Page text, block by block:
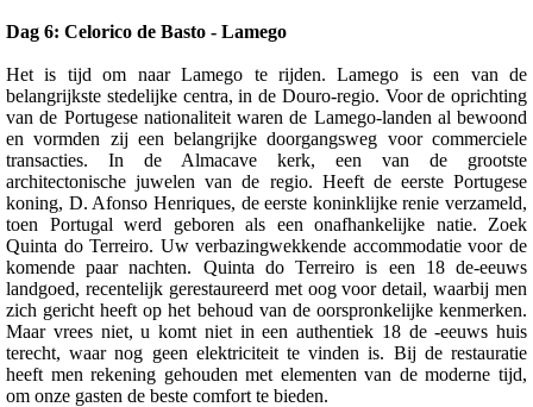
Dag 6: Celorico de Basto - Lamego
Het is tijd om naar Lamego te rijden. Lamego is een van de
belangrijkste stedelijke centra, in de Douro-regio. Voor de oprichting
van de Portugese nationaliteit waren de Lamego-landen al bewoond
en vormden zij een belangrijke doorgangsweg voor commerciele
transacties. In de Almacave kerk, een van de grootste
architectonische juwelen van de regio. Heeft de eerste Portugese
koning, D. Afonso Henriques, de eerste koninklijke renie verzameld,
toen Portugal werd geboren als een onafhankelijke natie. Zoek
Quinta do Terreiro. Uw verbazingwekkende accommodatie voor de
komende paar nachten. Quinta do Terreiro is een 18 de-eeuws
landgoed, recentelijk gerestaureerd met oog voor detail, waarbij men
zich gericht heeft op het behoud van de oorspronkelijke kenmerken.
Maar vrees niet, u komt niet in een authentiek 18 de -eeuws huis
terecht, waar nog geen elektriciteit te vinden is. Bij de restauratie
heeft men rekening gehouden met elementen van de moderne tijd,
om onze gasten de beste comfort te bieden.